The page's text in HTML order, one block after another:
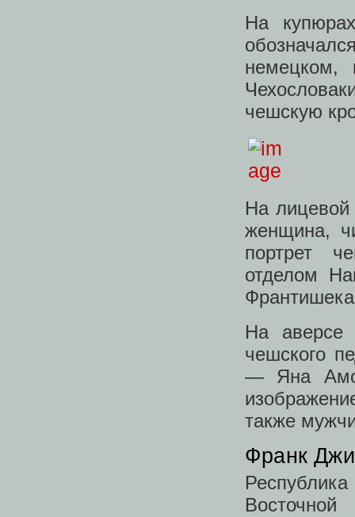
На
немецком,
чешскую
На лицевой
женщина,
портрет
отделом
На аверсе
чешского
— Яна
также
Франк